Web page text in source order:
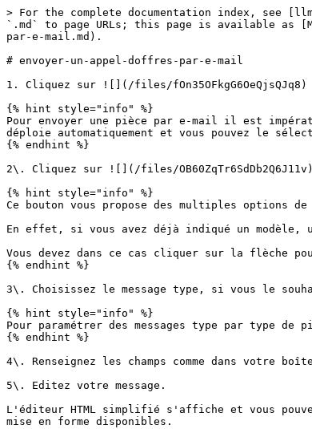
> For the complete documentation index, see
`.md` to page URLs; this page is available as
par-e-mail.md).
# envoyer-un-appel-doffres-par-e-mail
1. Cliquez sur ![](/files/
{% hint style="info" %}
Pour envoyer une pièce par e-mail il est
déploie automatiquement et vous pouvez le
{% endhint %}
2\. Cliquez sur ![](/files/
{% hint style="info" %}
Ce bouton vous propose des multiples options
En effet, si vous avez déjà indiqué un modèle,
Vous devez dans ce cas cliquer sur la flèche
{% endhint %}
3\. Choisissez le message type, si vous le
{% hint style="info" %}
Pour paramétrer des messages type par type
{% endhint %}
4\. Renseignez les champs comme dans votre
5\. Editez votre message.
L'éditeur HTML simplifié s'affiche et vous
mise en forme disponibles.